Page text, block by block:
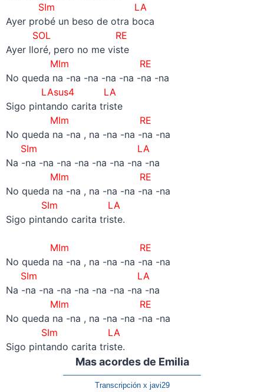
SIm LA
Ayer probé un beso de otra boca
SOL RE
Ayer lloré, pero no me viste
MIm RE
No queda na -na -na -na -na -na -na
LAsus4 LA
Sigo pintando carita triste
MIm RE
No queda na -na , na -na -na -na -na
SIm LA
Na -na -na -na -na -na -na -na -na
MIm RE
No queda na -na , na -na -na -na -na
SIm LA
Sigo pintando carita triste.
MIm RE
No queda na -na , na -na -na -na -na
SIm LA
Na -na -na -na -na -na -na -na -na
MIm RE
No queda na -na , na -na -na -na -na
SIm LA
Sigo pintando carita triste.
Mas acordes de Emilia
——————————————————
Transcripción x javi29